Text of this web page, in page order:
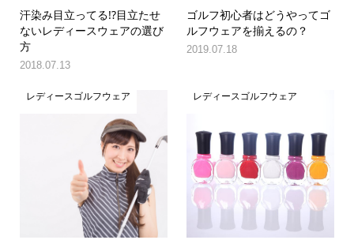
汗染み目立ってる!?目立たせ
ないレディースウェアの選び
方
2018.07.13
ゴルフ初心者はどうやってゴ
ルフウェアを揃えるの？
2019.07.18
レディースゴルフウェア レディースゴルフウェア